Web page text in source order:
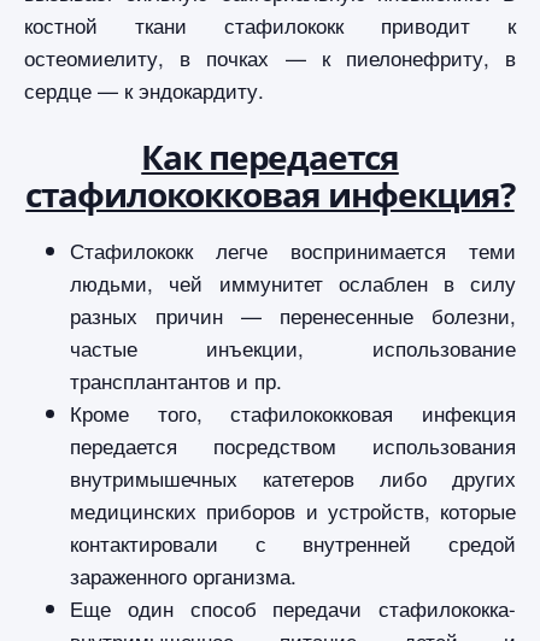
костной ткани стафилококк приводит к
остеомиелиту, в почках — к пиелонефриту, в
сердце — к эндокардиту.
Как передается
стафилококковая инфекция?
Стафилококк легче воспринимается теми
людьми, чей иммунитет ослаблен в силу
разных причин — перенесенные болезни,
частые инъекции, использование
трансплантантов и пр.
Кроме того, стафилококковая инфекция
передается посредством использования
внутримышечных катетеров либо других
медицинских приборов и устройств, которые
контактировали с внутренней средой
зараженного организма.
Еще один способ передачи стафилококка-